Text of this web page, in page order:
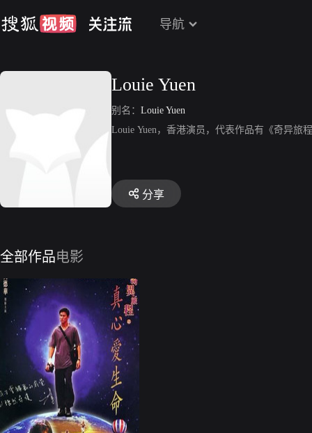
导航
Louie Yuen
别名： Louie Yuen
Louie Yuen，香港演员，代表作品有《奇异旅
分享
全部作品电影